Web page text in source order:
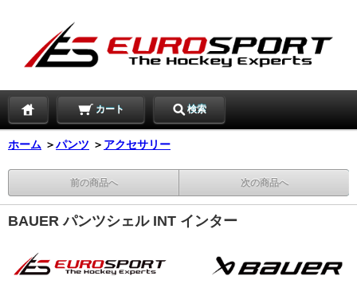
カート 検索
ホーム ＞パンツ ＞ アクセサリー
前の商品へ 次の商品へ
BAUER パンツシェル INT インター